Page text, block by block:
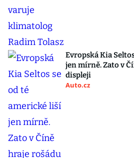
Evropská Kia
jen mírně. Zato v
displeji
Auto.cz